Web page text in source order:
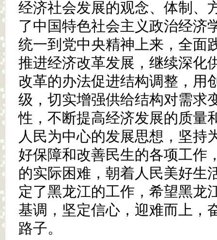
经济社会发展的观念、体制、
了中国特色社会主义政治经济
统一到党中央精神上来，全面
推进经济改革发展，继续深化
改革的办法促进结构调整，用
级，切实增强供给结构对需求
性，不断提高经济发展的质量
人民为中心的发展思想，坚持
好保障和改善民生的各项工作
的实际困难，朝着人民美好生
定了黑龙江的工作，希望黑龙
基调，坚定信心，迎难而上，
路子。